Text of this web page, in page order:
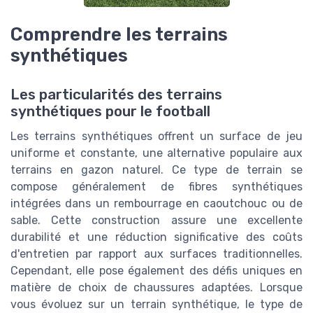
Comprendre les terrains
synthétiques
Les particularités des terrains
synthétiques pour le football
Les terrains synthétiques offrent un surface de jeu
uniforme et constante, une alternative populaire aux
terrains en gazon naturel. Ce type de terrain se
compose généralement de fibres synthétiques
intégrées dans un rembourrage en caoutchouc ou de
sable. Cette construction assure une excellente
durabilité et une réduction significative des coûts
d'entretien par rapport aux surfaces traditionnelles.
Cependant, elle pose également des défis uniques en
matière de choix de chaussures adaptées. Lorsque
vous évoluez sur un terrain synthétique, le type de